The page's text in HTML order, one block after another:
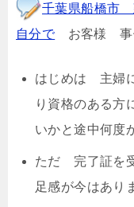
千葉県船橋市
自分でお客様 事
はじめは 主婦
り資格のある方
いかと途中何度
ただ 完了証を
足感が今はあり